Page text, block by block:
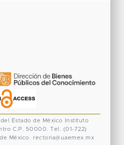
Estado de México
Instituto
C.P. 50000. Tel. (01-722)
México. rectoria@uaemex.mx